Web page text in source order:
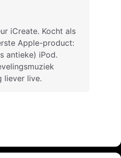
iCreate. Kocht als
Apple-product:
antieke) iPod.
liever live.